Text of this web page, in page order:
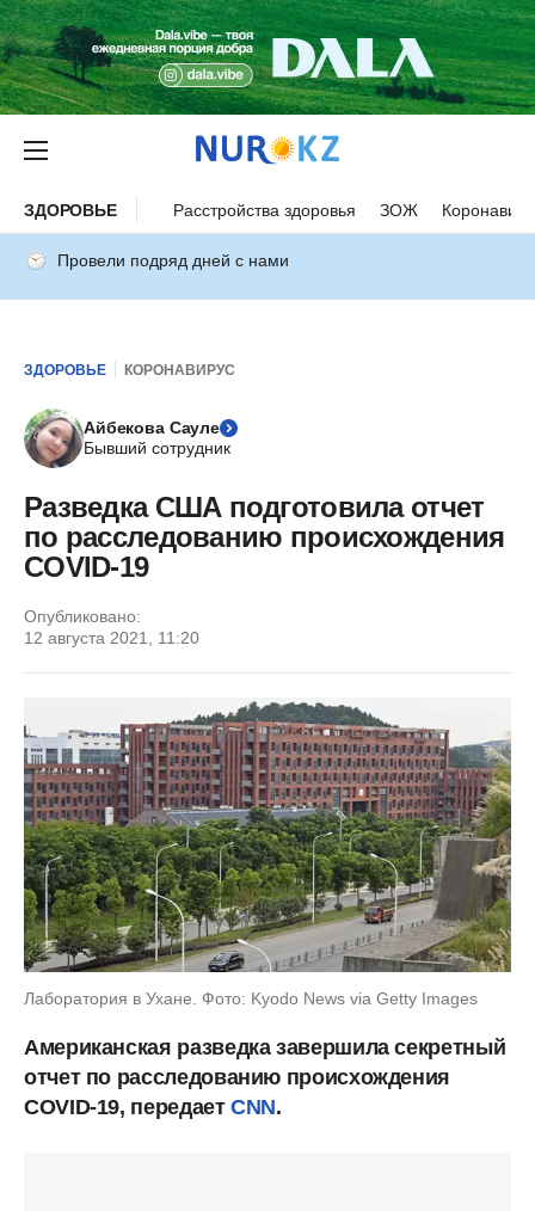
ЗДОРОВЬЕ Расстройства здоровья ЗОЖ
Провели подряд дней с нами
ЗДОРОВЬЕ КОРОНАВИРУС
Айбекова Сауле
Бывший сотрудник
Разведка США подготовила отчет
по расследованию происхождения
COVID-19
Опубликовано:
12 августа 2021, 11:20
Лаборатория в Ухане. Фото: Kyodo News via Getty Images
Американская разведка завершила секретный
отчет по расследованию происхождения
COVID-19, передаетCNN.